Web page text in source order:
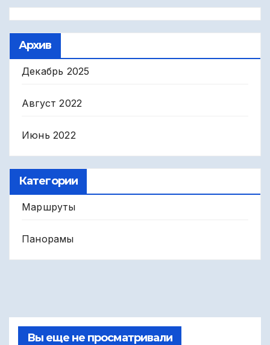
Архив
Декабрь 2025
Август 2022
Июнь 2022
Категории
Маршруты
Панорамы
Вы еще не просматривали